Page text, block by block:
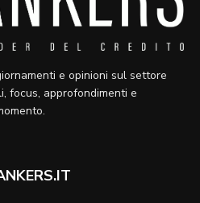
e opinioni sul settore
focus, approfondimenti e